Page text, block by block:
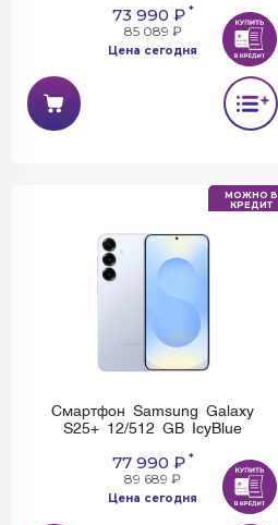
73 990 ₽*
85 089 ₽
Цена сегодня
МОЖНО В
КРЕДИТ
Смартфон Samsung Galaxy
S25+ 12/512 GB IcyBlue
77 990 ₽*
89 689 ₽
Цена сегодня